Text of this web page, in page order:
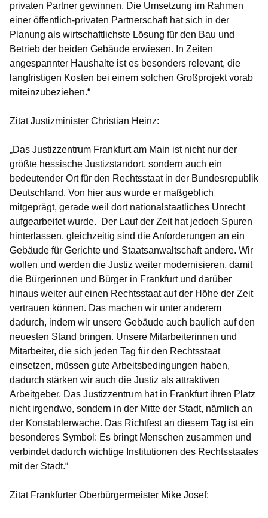
privaten Partner gewinnen. Die Umsetzung im Rahmen
einer öffentlich-privaten Partnerschaft hat sich in der
Planung als wirtschaftlichste Lösung für den Bau und
Betrieb der beiden Gebäude erwiesen. In Zeiten
angespannter Haushalte ist es besonders relevant, die
langfristigen Kosten bei einem solchen Großprojekt vorab
miteinzubeziehen.“
Zitat Justizminister Christian Heinz:
„Das Justizzentrum Frankfurt am Main ist nicht nur der
größte hessische Justizstandort, sondern auch ein
bedeutender Ort für den Rechtsstaat in der Bundesrepublik
Deutschland. Von hier aus wurde er maßgeblich
mitgeprägt, gerade weil dort nationalstaatliches Unrecht
aufgearbeitet wurde. Der Lauf der Zeit hat jedoch Spuren
hinterlassen, gleichzeitig sind die Anforderungen an ein
Gebäude für Gerichte und Staatsanwaltschaft andere. Wir
wollen und werden die Justiz weiter modernisieren, damit
die Bürgerinnen und Bürger in Frankfurt und darüber
hinaus weiter auf einen Rechtsstaat auf der Höhe der Zeit
vertrauen können. Das machen wir unter anderem
dadurch, indem wir unsere Gebäude auch baulich auf den
neuesten Stand bringen. Unsere Mitarbeiterinnen und
Mitarbeiter, die sich jeden Tag für den Rechtsstaat
einsetzen, müssen gute Arbeitsbedingungen haben,
dadurch stärken wir auch die Justiz als attraktiven
Arbeitgeber. Das Justizzentrum hat in Frankfurt ihren Platz
nicht irgendwo, sondern in der Mitte der Stadt, nämlich an
der Konstablerwache. Das Richtfest an diesem Tag ist ein
besonderes Symbol: Es bringt Menschen zusammen und
verbindet dadurch wichtige Institutionen des Rechtsstaates
mit der Stadt.“
Zitat Frankfurter Oberbürgermeister Mike Josef: